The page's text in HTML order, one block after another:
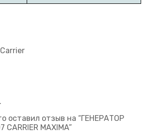
Carrier
оставил отзыв на “ГЕНЕРАТОР
MAXIMA”